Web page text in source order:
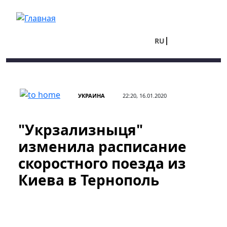
RU
УКРАИНА 22:20, 16.01.2020
"Укрзализныця"
изменила расписание
скоростного поезда из
Киева в Тернополь